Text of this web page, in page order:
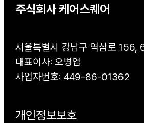
주식회사 케어스퀘어
서울특별시 강남구 역삼로 156,
대표이사: 오병엽
사업자번호: 449-86-01362
개인정보보호